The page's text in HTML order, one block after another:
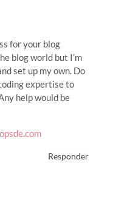
for your blog
blog world but I’m
set up my own. Do
expertise to
help would be
Responder